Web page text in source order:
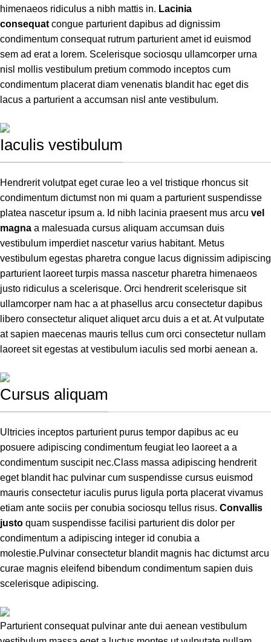
himenaeos ridiculus a nibh mattis in. Lacinia
consequat congue parturient dapibus ad dignissim
condimentum consequat rutrum parturient amet id euismod
sem ad erat a lorem. Scelerisque sociosqu ullamcorper urna
nisl mollis vestibulum pretium commodo inceptos cum
condimentum placerat diam venenatis blandit hac eget dis
lacus a parturient a accumsan nisl ante vestibulum.
Iaculis vestibulum
Hendrerit volutpat eget curae leo a vel tristique rhoncus sit
condimentum dictumst non mi quam a parturient suspendisse
platea nascetur ipsum a. Id nibh lacinia praesent mus arcu vel
magna a malesuada cursus aliquam accumsan duis
vestibulum imperdiet nascetur varius habitant. Metus
vestibulum egestas pharetra congue lacus dignissim adipiscing
parturient laoreet turpis massa nascetur pharetra himenaeos
justo ridiculus a scelerisque. Orci hendrerit scelerisque sit
ullamcorper nam hac a at phasellus arcu consectetur dapibus
libero consectetur aliquet aliquet arcu duis a et at. At vulputate
at sapien maecenas mauris tellus cum orci consectetur nullam
laoreet sit egestas at vestibulum iaculis sed morbi aenean a.
Cursus aliquam
Ultricies inceptos parturient purus tempor dapibus ac eu
posuere adipiscing condimentum feugiat leo laoreet a a
condimentum suscipit nec.Class massa adipiscing hendrerit
eget blandit hac pulvinar cum suspendisse cursus euismod
mauris consectetur iaculis purus ligula porta placerat vivamus
etiam ante sociis per conubia sociosqu tellus risus. Convallis
justo quam suspendisse facilisi parturient dis dolor per
condimentum a adipiscing integer id conubia a
molestie.Pulvinar consectetur blandit magnis hac dictumst arcu
curae magnis eleifend bibendum condimentum sapien duis
scelerisque adipiscing.
Parturient consequat pulvinar ante dui aenean vestibulum